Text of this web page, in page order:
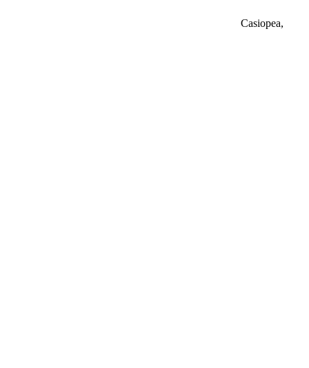
Casiopea,